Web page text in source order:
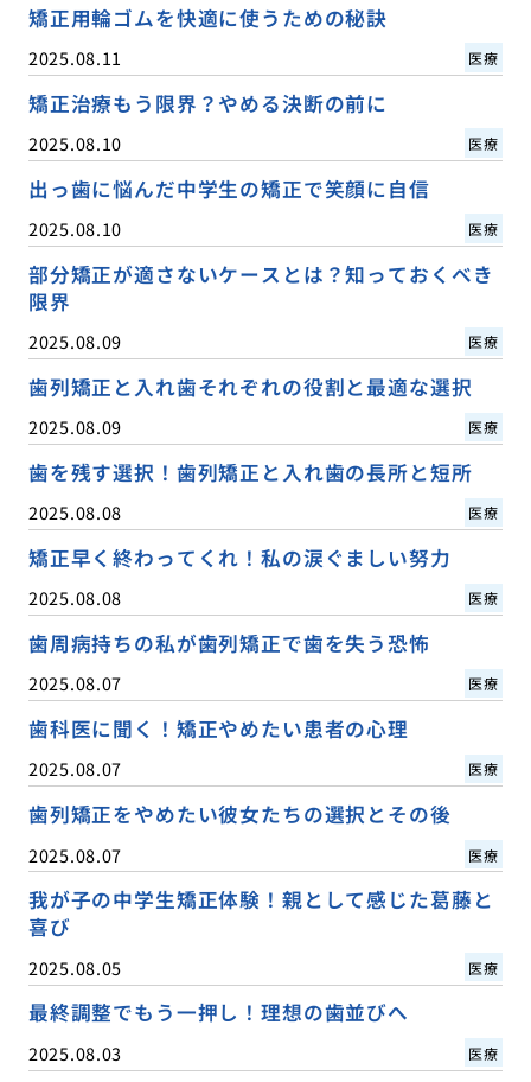
矯正用輪ゴムを快適に使うための秘訣
2025.08.11 医療
矯正治療もう限界？やめる決断の前に
2025.08.10 医療
出っ歯に悩んだ中学生の矯正で笑顔に自信
2025.08.10 医療
部分矯正が適さないケースとは？知っておくべき
限界
2025.08.09 医療
歯列矯正と入れ歯それぞれの役割と最適な選択
2025.08.09 医療
歯を残す選択！歯列矯正と入れ歯の長所と短所
2025.08.08 医療
矯正早く終わってくれ！私の涙ぐましい努力
2025.08.08 医療
歯周病持ちの私が歯列矯正で歯を失う恐怖
2025.08.07 医療
歯科医に聞く！矯正やめたい患者の心理
2025.08.07 医療
歯列矯正をやめたい彼女たちの選択とその後
2025.08.07 医療
我が子の中学生矯正体験！親として感じた葛藤と
喜び
2025.08.05 医療
最終調整でもう一押し！理想の歯並びへ
2025.08.03 医療